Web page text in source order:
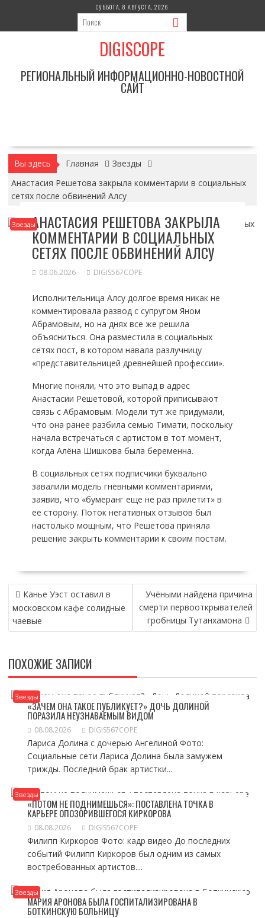
содержимому
СУББОТА, 8 АВГУСТА, 2026
DIGISCOPE
РЕГИОНАЛЬНЫЙ ИНФОРМАЦИОННО-НОВОСТНОЙ
САЙТ
Вы здесь Главная
Звезды
Анастасия Решетова закрыла комментарии в социальных
сетях после обвинений Алсу
ЗвездыАНАСТАСИЯ РЕШЕТОВА ЗАКРЫЛА
КОММЕНТАРИИ В СОЦИАЛЬНЫХ
СЕТЯХ ПОСЛЕ ОБВИНЕНИЙ АЛСУ
08.06.2026 DIGIS567COPE
Исполнительница Алсу долгое время никак не
комментировала развод с супругом Яном
Абрамовым, но на днях все же решила
объясниться. Она разместила в социальных
сетях пост, в котором навала разлучницу
«представительницей древнейшей профессии».
Многие поняли, что это выпад в адрес
Анастасии Решетовой, которой приписывают
связь с Абрамовым. Модели тут же придумали,
что она ранее разбила семью Тимати, поскольку
начала встречаться с артистом в тот момент,
когда Алёна Шишкова была беременна.
В социальных сетях подписчики буквально
завалили модель гневными комментариями,
заявив, что «бумеранг еще не раз прилетит» в
ее сторону. Поток негативных отзывов был
настолько мощным, что Решетова приняла
решение закрыть комментарии к своим постам.
НАВИГАЦИЯ
ПО
ЗАПИСЯМ
Канье Уэст оставил в
московском кафе солидные
чаевые
Учёными найдена причина
смерти первооткрывателей
гробницы Тутанхамона
ПОХОЖИЕ ЗАПИСИ
Звезды
«ЗАЧЕМ ОНА ТАКОЕ ПУБЛИКУЕТ?» ДОЧЬ ДОЛИНОЙ
ПОРАЗИЛА НЕУЗНАВАЕМЫМ ВИДОМ
08.08.2026 DIGIS567COPE
Лариса Долина с дочерью Ангелиной Фото:
Социальные сети Лариса Долина была замужем
трижды. Последний брак артистки...
Звезды
«ПОТОМ НЕ ПОДНИМЕШЬСЯ»: ПОСТАВЛЕНА ТОЧКА В
КАРЬЕРЕ ОПОЗОРИВШЕГОСЯ КИРКОРОВА
08.08.2026 DIGIS567COPE
Филипп Киркоров Фото: кадр видео До последних
событий Филипп Киркоров был одним из самых
востребованных артистов....
Звезды
МАРИЯ АРОНОВА БЫЛА ГОСПИТАЛИЗИРОВАНА В
БОТКИНСКУЮ БОЛЬНИЦУ